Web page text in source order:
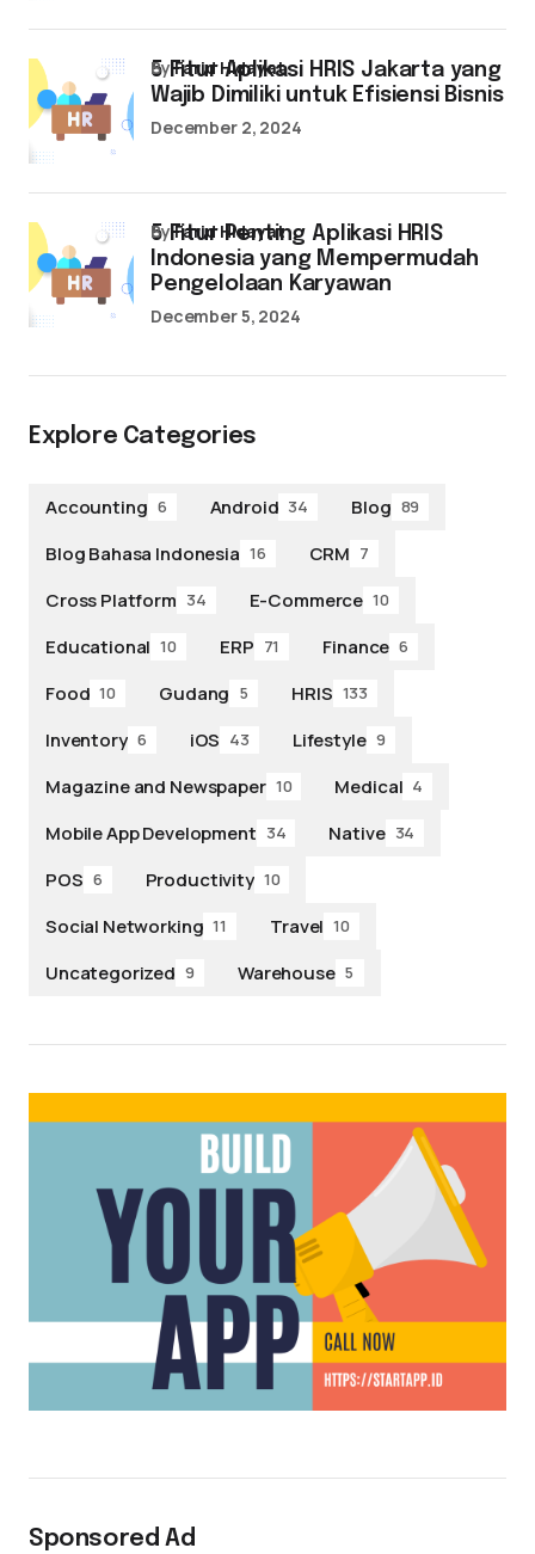
5 Fitur Aplikasi HRIS Jakarta yang
Wajib Dimiliki untuk Efisiensi Bisnis
byFarid Hidayat
December 2, 2024
5 Fitur Penting Aplikasi HRIS
Indonesia yang Mempermudah
Pengelolaan Karyawan
byFarid Hidayat
December 5, 2024
Explore Categories
Accounting 6 Android 34 Blog 89
Blog Bahasa Indonesia 16 CRM 7
Cross Platform 34 E-Commerce 10
Educational 10 ERP 71 Finance 6
Food 10 Gudang 5 HRIS 133
Inventory 6 iOS 43 Lifestyle 9
Magazine and Newspaper 10 Medical 4
Mobile App Development 34 Native 34
POS 6 Productivity 10
Social Networking 11 Travel 10
Uncategorized 9 Warehouse 5
Sponsored Ad